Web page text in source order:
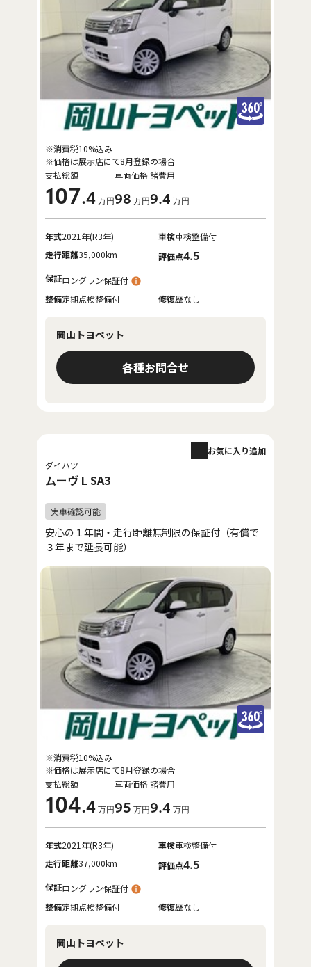
支払総額
107.4 万円
車両価格
98 万円
諸費用
9.4 万円
※消費税10%込み
※価格は展示店にて8月登録の場合
年式2021年(R3年) 車検車検整備付
走行距離35,000km 評価点4.5
保証ロングラン保証付
整備定期点検整備付 修復歴なし
岡山トヨペット
各種お問合せ
ダイハツ
ムーヴ L SA3
お気に入り追加
安心の１年間・走行距離無制限の保証付（有償で
３年まで延長可能）
支払総額
104.4 万円
車両価格
95 万円
諸費用
9.4 万円
※消費税10%込み
※価格は展示店にて8月登録の場合
年式2021年(R3年) 車検車検整備付
走行距離37,000km 評価点4.5
保証ロングラン保証付
整備定期点検整備付 修復歴なし
岡山トヨペット